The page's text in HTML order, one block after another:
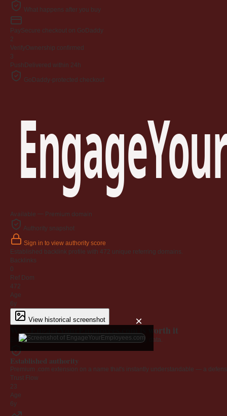
What happens after you buy
PaySecure checkout on GoDaddy
2
VerifyOwnership confirmed
3
PushDelivered within 24h
GoDaddy-protected checkout
Available — Premium domain
Authority snapshot
Sign in to view authority score
Established backlink profile with 472 unique referring domains.
Backlinks
0
Ref Dom
472
Age
6y
View historical screenshot ×
Why EngageYourEmployees.com is worth it
Every claim below is backed by verified third-party data.
Established authority
Premium .com extension on a name that's instantly understandable — a
Trust Flow
23
Age
6y